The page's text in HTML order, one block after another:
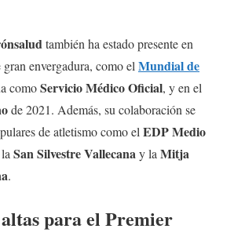
también ha estado presente en
envergadura, como el Mundial de
comoServicio Médico Oficial, y en el
de 2021. Además, su colaboración se
de atletismo como el EDP Medio
San Silvestre Vallecanay la Mitja
.
para el Premier